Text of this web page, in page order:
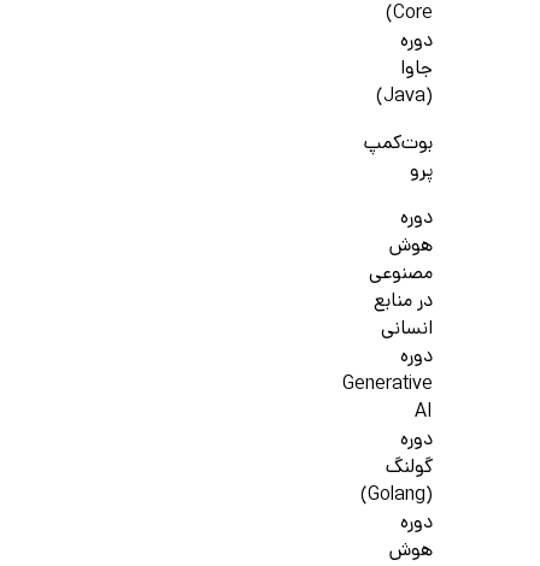
Core)
دوره
جاوا
(Java)
بوت‌کمپ
پرو
دوره
هوش
مصنوعی
در منابع
انسانی
دوره
Generative
AI
دوره
گولنگ
(Golang)
دوره
هوش